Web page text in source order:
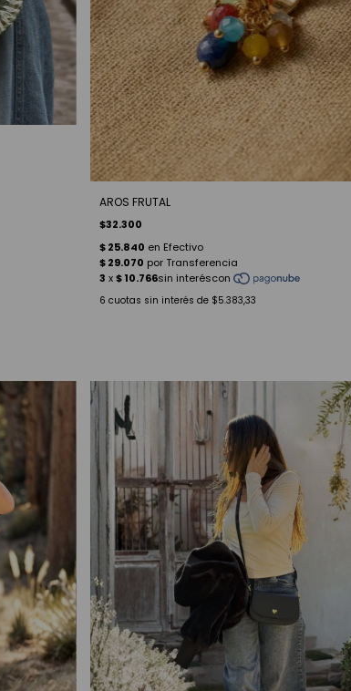
AROS FRUTAL
$32.300
6 cuotas sin interés de $5.383,33